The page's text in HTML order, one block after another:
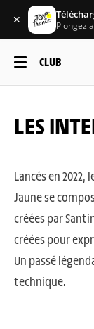
✕ Plongez
CLUB
LES
Lancés en
Jaune se
créées par
créées pour
Un passé
technique.